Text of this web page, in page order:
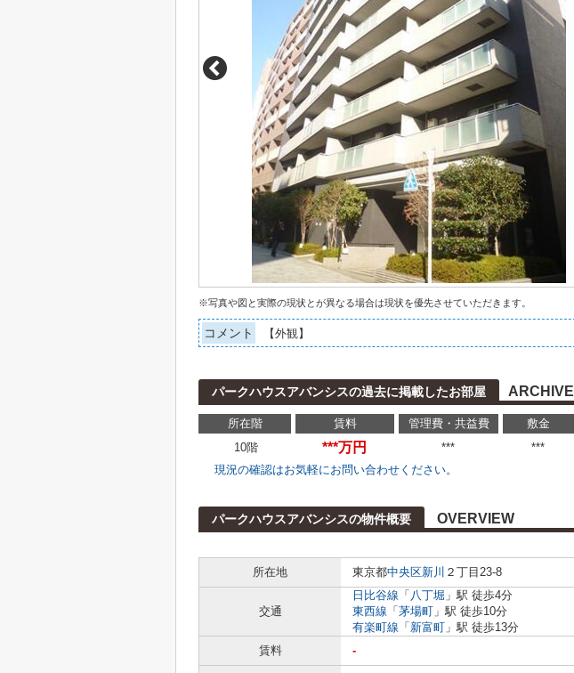
※写真や図と実際の現状とが異なる場合は現状を優先させていただきます。
コメント 【外観】
パークハウスアバンシスの過去に掲載したお部屋 ARCHIVE
所在階 賃料 管理費・共益費 敷金
10階
***万円 *** ***
現況の確認はお気軽にお問い合わせください。
パークハウスアバンシスの物件概要 OVERVIEW
所在地
東京都中央区新川 ２丁目23-8
交通
日比谷線 「 八丁堀 」駅 徒歩4分
東西線 「 茅場町 」駅 徒歩10分
有楽町線 「 新富町 」駅 徒歩13分
賃料
-